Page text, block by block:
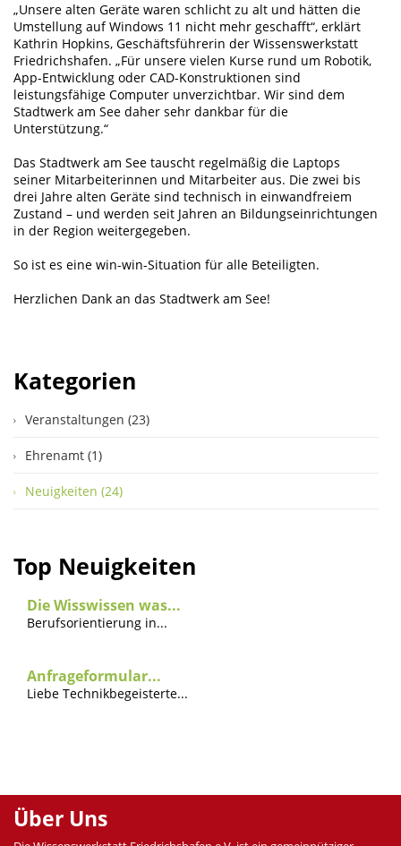
„Unsere alten Geräte waren schlicht zu alt und hätten die
Umstellung auf Windows 11 nicht mehr geschafft“, erklärt
Kathrin Hopkins, Geschäftsführerin der Wissenswerkstatt
Friedrichshafen. „Für unsere vielen Kurse rund um Robotik,
App-Entwicklung oder CAD-Konstruktionen sind
leistungsfähige Computer unverzichtbar. Wir sind dem
Stadtwerk am See daher sehr dankbar für die
Unterstützung.“
Das Stadtwerk am See tauscht regelmäßig die Laptops
seiner Mitarbeiterinnen und Mitarbeiter aus. Die zwei bis
drei Jahre alten Geräte sind technisch in einwandfreiem
Zustand – und werden seit Jahren an Bildungseinrichtungen
in der Region weitergegeben.
So ist es eine win-win-Situation für alle Beteiligten.
Herzlichen Dank an das Stadtwerk am See!
Kategorien
Veranstaltungen (23)
Ehrenamt (1)
Neuigkeiten (24)
Top Neuigkeiten
Die Wisswissen was...
Berufsorientierung in...
Anfrageformular...
Liebe Technikbegeisterte...
Über Uns